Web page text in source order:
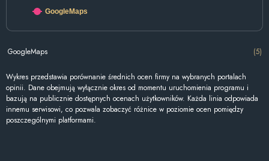
GoogleMaps
GoogleMaps (5)
Wykres przedstawia porównanie średnich ocen firmy na wybranych portalach
opinii. Dane obejmują wyłącznie okres od momentu uruchomienia programu i
bazują na publicznie dostępnych ocenach użytkowników. Każda linia odpowiada
innemu serwisowi, co pozwala zobaczyć różnice w poziomie ocen pomiędzy
poszczególnymi platformami.